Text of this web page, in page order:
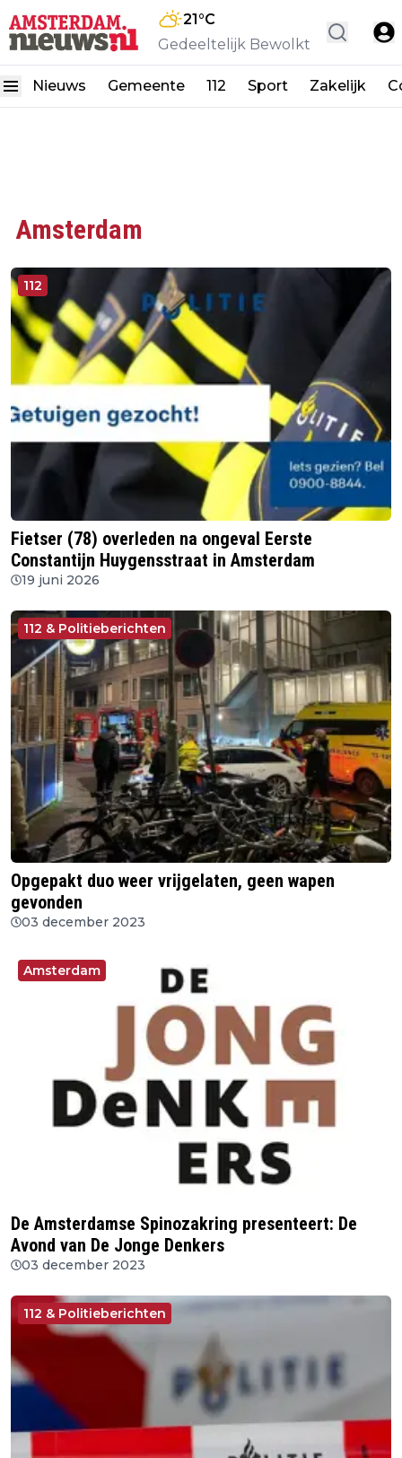
21°C
Gedeeltelijk Bewolkt
Nieuws Gemeente 112 Sport Zakelijk
Amsterdam
112
Fietser (78) overleden na ongeval Eerste
Constantijn Huygensstraat in Amsterdam
19 juni 2026
112 & Politieberichten
Opgepakt duo weer vrijgelaten, geen wapen
gevonden
03 december 2023
Amsterdam
De Amsterdamse Spinozakring presenteert: De
Avond van De Jonge Denkers
03 december 2023
112 & Politieberichten